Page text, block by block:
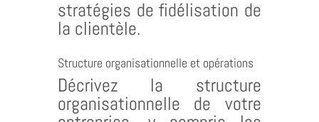
stratégies de fidélisation de
la clientèle.
Structure organisationnelle et opérations
Décrivez la structure
organisationnelle de votre